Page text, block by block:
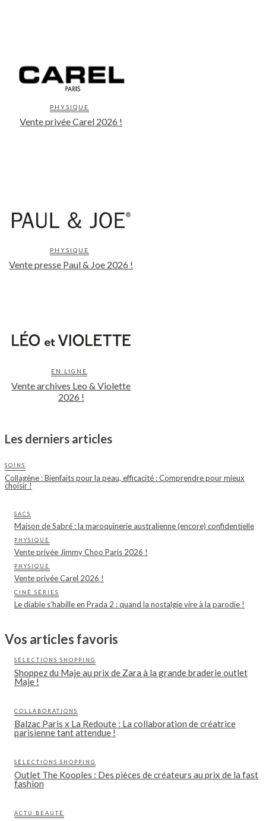
PHYSIQUE
Vente privée Carel 2026 !
PHYSIQUE
Vente presse Paul & Joe 2026 !
EN LIGNE
Vente archives Leo & Violette
2026 !
Les derniers articles
SOINS
Collagène : Bienfaits pour la peau, efficacité : Comprendre pour mieux
choisir !
SACS
Maison de Sabré : la maroquinerie australienne (encore) confidentielle
PHYSIQUE
Vente privée Jimmy Choo Paris 2026 !
PHYSIQUE
Vente privée Carel 2026 !
CINÉ SÉRIES
Le diable s’habille en Prada 2 : quand la nostalgie vire à la parodie !
Vos articles favoris
SÉLECTIONS SHOPPING
Shoppez du Maje au prix de Zara à la grande braderie outlet
Maje !
COLLABORATIONS
Balzac Paris x La Redoute : La collaboration de créatrice
parisienne tant attendue !
SÉLECTIONS SHOPPING
Outlet The Kooples : Des pièces de créateurs au prix de la fast
fashion
ACTU BEAUTÉ